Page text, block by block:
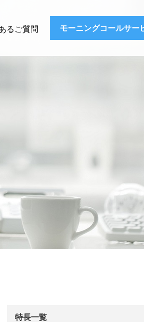
るご質問 モーニングコールサー
特長一覧